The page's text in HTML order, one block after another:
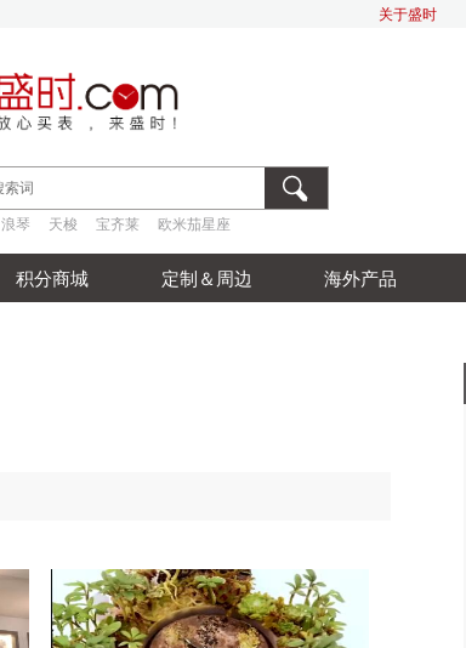
关于盛时
浪琴
浪琴 天梭 宝齐莱 欧米茄星座
积分商城 定制＆周边 海外产品